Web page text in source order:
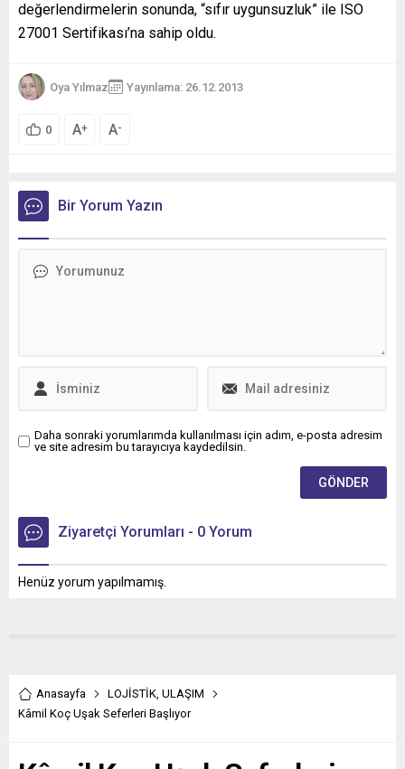
değerlendirmelerin sonunda, “sıfır uygunsuzluk” ile ISO
27001 Sertifikası’na sahip oldu.
Oya Yılmaz Yayınlama: 26.12.2013
0 A+ A-
Bir Yorum Yazın
Daha sonraki yorumlarımda kullanılması için adım, e-posta adresim
ve site adresim bu tarayıcıya kaydedilsin.
Ziyaretçi Yorumları - 0 Yorum
Henüz yorum yapılmamış.
Anasayfa LOJİSTİK, ULAŞIM
Kâmil Koç Uşak Seferleri Başlıyor